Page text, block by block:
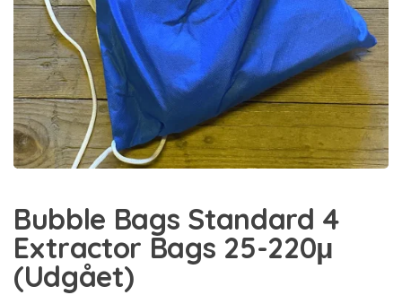
Bubble Bags Standard 4
Extractor Bags 25-220μ
(Udgået)